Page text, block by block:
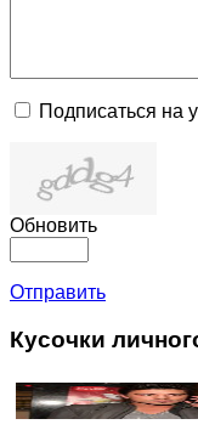
Подписаться на
Обновить
Отправить
Кусочки